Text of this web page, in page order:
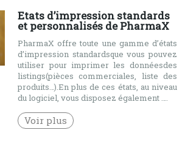
Etats d’impression standards
et personnalisés de PharmaX
PharmaX offre toute une gamme d’états
d’impression standardsque vous pouvez
utiliser pour imprimer les donnéesdes
listings(pièces commerciales, liste des
produits…).En plus de ces états, au niveau
du logiciel, vous disposez également ….
Voir plus